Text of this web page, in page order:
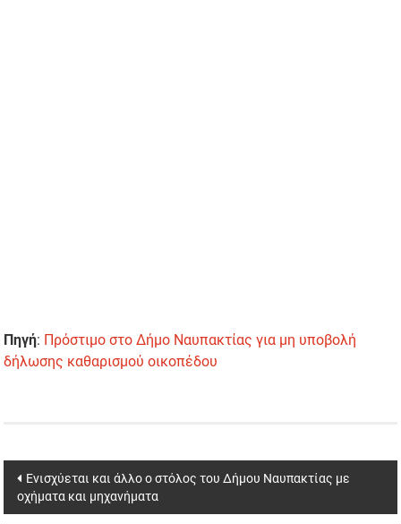
Πηγή: Πρόστιμο στο Δήμο Ναυπακτίας για μη υποβολή
δήλωσης καθαρισμού οικοπέδου
Post
navigation
Ενισχύεται και άλλο ο στόλος του Δήμου Ναυπακτίας με
οχήματα και μηχανήματα